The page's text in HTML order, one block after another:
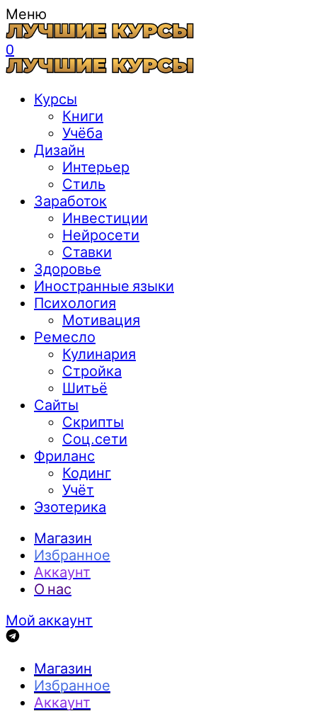
Меню
0
Курсы
Книги
Учёба
Дизайн
Интерьер
Стиль
Заработок
Инвестиции
Нейросети
Ставки
Здоровье
Иностранные языки
Психология
Мотивация
Ремесло
Кулинария
Стройка
Шитьё
Сайты
Скрипты
Соц.сети
Фриланс
Кодинг
Учёт
Эзотерика
Магазин
Избранное
Аккаунт
О нас
Мой аккаунт
Магазин
Избранное
Аккаунт